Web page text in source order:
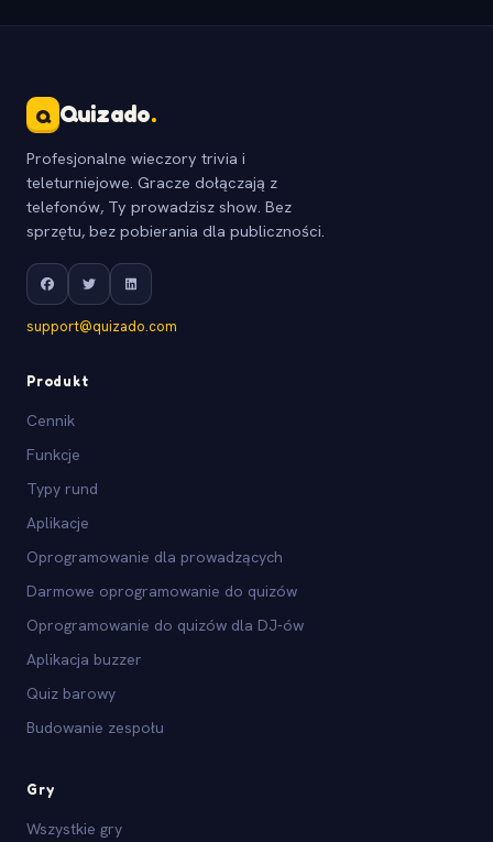
Q Quizado.
Profesjonalne wieczory trivia i
teleturniejowe. Gracze dołączają z
telefonów, Ty prowadzisz show. Bez
sprzętu, bez pobierania dla publiczności.
support@quizado.com
Produkt
Cennik
Funkcje
Typy rund
Aplikacje
Oprogramowanie dla prowadzących
Darmowe oprogramowanie do quizów
Oprogramowanie do quizów dla DJ-ów
Aplikacja buzzer
Quiz barowy
Budowanie zespołu
Gry
Wszystkie gry